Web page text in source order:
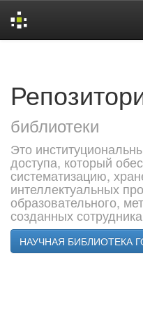
библиотеки
Это
доступа, который
систематизацию,
интеллектуальных
образовательного,
созданных
НАУЧНАЯ БИБЛИОТЕКА